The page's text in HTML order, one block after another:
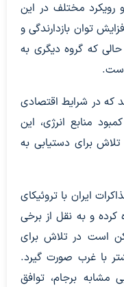
رویکرد مختلف در این
توان بازدارندگی و
که گروه دیگری به
که در شرایط اقتصادی
منابع انرژی، این
برای دستیابی به
ایران با تروئیکای
کرده و به نقل از برخی
است در تلاش برای
با غرب صورت گیرد.
مشابه برجام، توافق